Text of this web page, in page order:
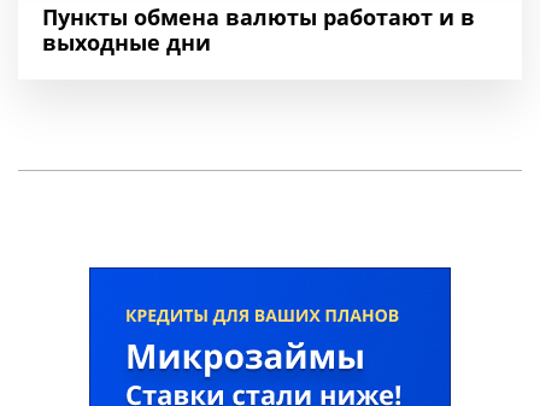
Пункты обмена валюты работают и в
выходные дни